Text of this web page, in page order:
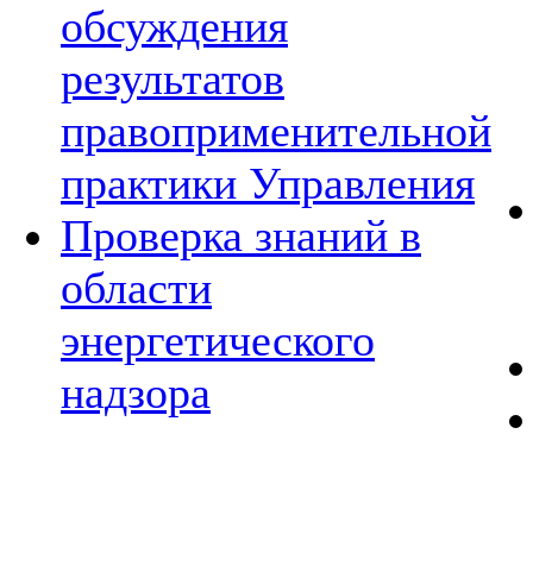
обсуждения
результатов
правоприменительной
практики Управления
Проверка знаний в
области
энергетического
надзора